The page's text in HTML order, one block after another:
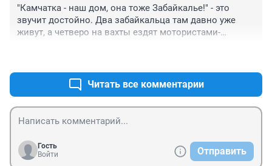
"Камчатка - наш дом, она тоже Забайкалье!" - это
звучит достойно. Два забайкальца там давно уже
живут, а четверо на вахты ездят мотористами-
Читать все комментарии
Гость
Войти
Отправить